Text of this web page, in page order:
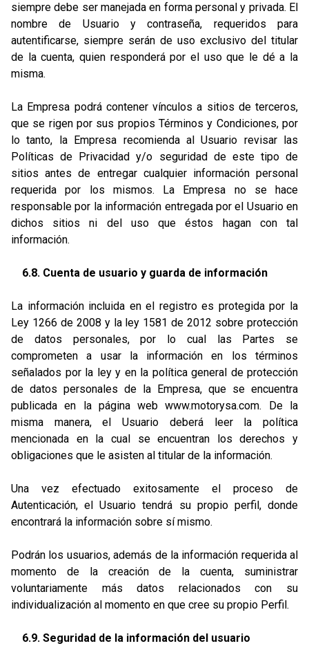
siempre debe ser manejada en forma personal y privada. El
nombre de Usuario y contraseña, requeridos para
autentificarse, siempre serán de uso exclusivo del titular
de la cuenta, quien responderá por el uso que le dé a la
misma.
La Empresa podrá contener vínculos a sitios de terceros,
que se rigen por sus propios Términos y Condiciones, por
lo tanto, la Empresa recomienda al Usuario revisar las
Políticas de Privacidad y/o seguridad de este tipo de
sitios antes de entregar cualquier información personal
requerida por los mismos. La Empresa no se hace
responsable por la información entregada por el Usuario en
dichos sitios ni del uso que éstos hagan con tal
información.
6.8. Cuenta de usuario y guarda de información
La información incluida en el registro es protegida por la
Ley 1266 de 2008 y la ley 1581 de 2012 sobre protección
de datos personales, por lo cual las Partes se
comprometen a usar la información en los términos
señalados por la ley y en la política general de protección
de datos personales de la Empresa, que se encuentra
publicada en la página webwww.motorysa.com. De la
misma manera, el Usuario deberá leer la política
mencionada en la cual se encuentran los derechos y
obligaciones que le asisten al titular de la información.
Una vez efectuado exitosamente el proceso de
Autenticación, el Usuario tendrá su propio perfil, donde
encontrará la información sobre sí mismo.
Podrán los usuarios, además de la información requerida al
momento de la creación de la cuenta, suministrar
voluntariamente más datos relacionados con su
individualización al momento en que cree su propio Perfil.
6.9. Seguridad de la información del usuario